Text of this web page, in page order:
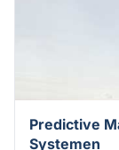
Predictive
Systemen